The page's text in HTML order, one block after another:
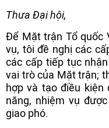
Thưa Đại hội,
Để Mặt trận Tổ quốc
vụ, tôi đề nghị các
các cấp tiếp tục
vai trò của Mặt trận;
hợp và tạo điều
năng, nhiệm vụ
giao phó.